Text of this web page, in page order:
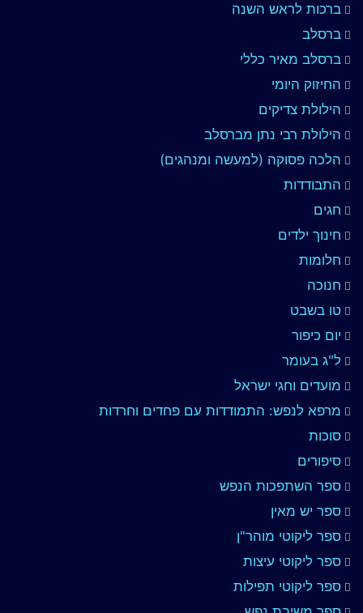
ברכות לראש השנה
ברסלב
ברסלב מאיר כללי
החיזוק היומי
הילולת צדיקים
הילולת רבי נתן מברסלב
הלכה פסוקה (למעשה ומנהגים)
התבודדות
חגים
חינוך ילדים
חלומות
חנוכה
טו בשבט
יום כיפור
ל"ג בעומר
מועדים וחגי ישראל
מרפא לנפש: התמודדות עם פחדים וחרדות
סוכות
סיפורים
ספר השתפכות הנפש
ספר יש מאין
ספר ליקוטי מוהר"ן
ספר ליקוטי עיצות
ספר ליקוטי תפילות